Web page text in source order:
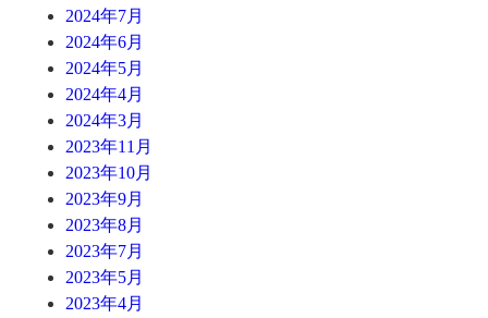
2024年7月
2024年6月
2024年5月
2024年4月
2024年3月
2023年11月
2023年10月
2023年9月
2023年8月
2023年7月
2023年5月
2023年4月